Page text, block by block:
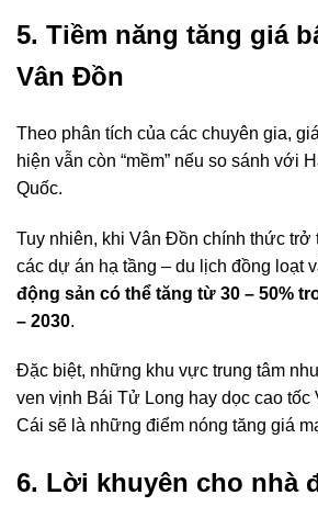
5. Tiềm năng tăng giá
Vân Đồn
Theo phân tích của các chuyên gia,
hiện vẫn còn “mềm” nếu so sánh với
Quốc.
Tuy nhiên, khi Vân Đồn chính thức trở
các dự án hạ tầng – du lịch đồng loạt
động sản có thể tăng từ 30 – 50%
– 2030.
Đặc biệt, những khu vực trung tâm
ven vịnh Bái Tử Long hay dọc cao tốc
Cái sẽ là những điểm nóng tăng giá
6. Lời khuyên cho nhà